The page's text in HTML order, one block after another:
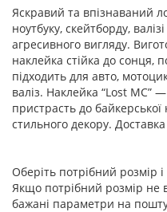
Яскравий та впізнаваний
ноутбуку, скейтборду,
агресивного вигляду.
наклейка стійка до сонця,
підходить для авто,
валіз. Наклейка “Lost MC”
пристрасть до байкерської
стильного декору. Доставка
Оберіть потрібний розмір і
Якщо потрібний розмір не
бажані параметри на